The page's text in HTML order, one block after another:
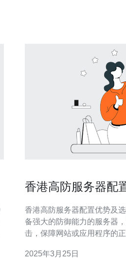
香港高防服务器配
香港高防服务器配置优势及选择指南 高防服
备强大的防御能力的服务器
击，保障网站或应用程序的正常运行。 选择
洲重要的网络交汇点，与中
2025年3月25日